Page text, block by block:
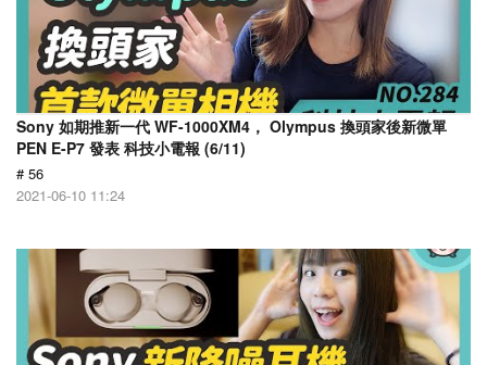
Sony 如期推新一代 WF-1000XM4， Olympus 換頭家後新微單
PEN E-P7 發表 科技小電報 (6/11)
# 56
2021-06-10 11:24